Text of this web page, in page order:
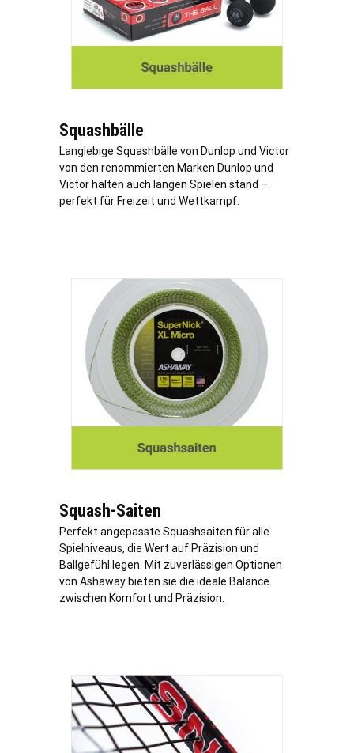
Squashbälle
Langlebige Squashbälle von Dunlop und Victor
von den renommierten Marken Dunlop und
Victor halten auch langen Spielen stand –
perfekt für Freizeit und Wettkampf.
Squash-Saiten
Perfekt angepasste Squashsaiten für alle
Spielniveaus, die Wert auf Präzision und
Ballgefühl legen. Mit zuverlässigen Optionen
von Ashaway bieten sie die ideale Balance
zwischen Komfort und Präzision.